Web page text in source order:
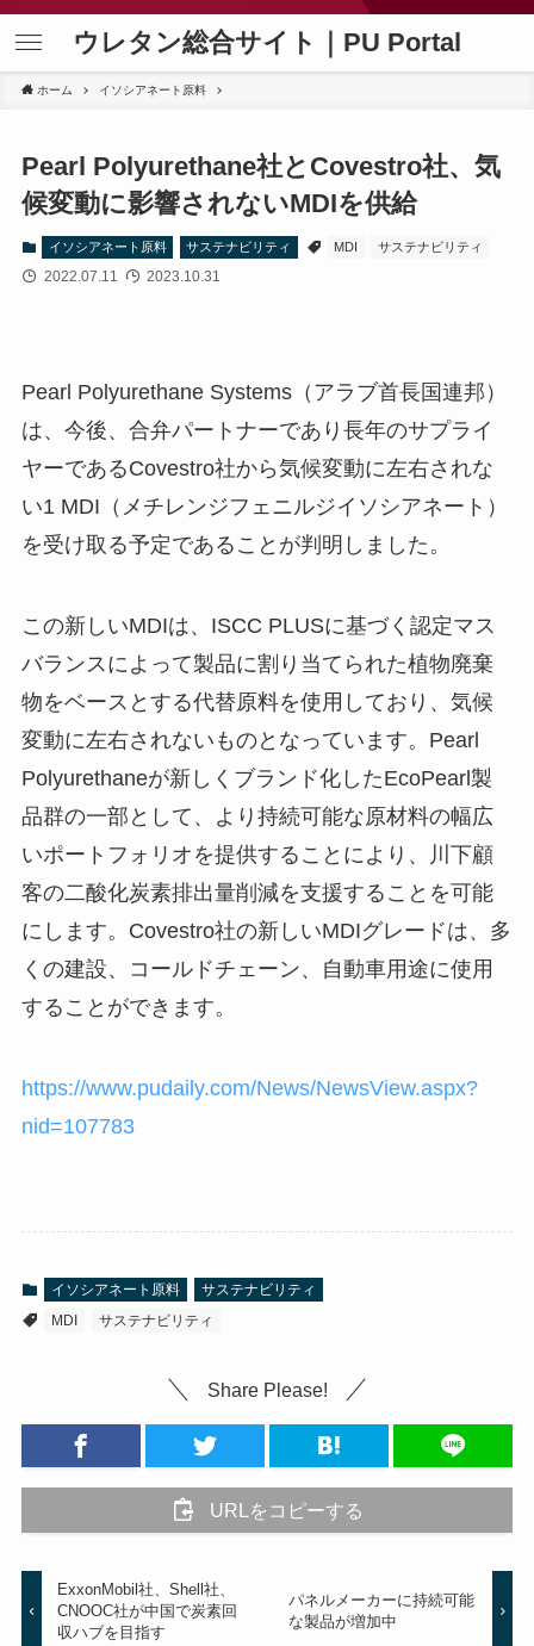
ウレタン総合サイト｜PU Portal
ホーム イソシアネート原料
Pearl Polyurethane社とCovestro社、気
候変動に影響されないMDIを供給
イソシアネート原料 サステナビリティ MDI サステナビリティ
2022.07.11 2023.10.31
Pearl Polyurethane Systems（アラブ首長国連邦）
は、今後、合弁パートナーであり長年のサプライ
ヤーであるCovestro社から気候変動に左右されな
い1 MDI（メチレンジフェニルジイソシアネート）
を受け取る予定であることが判明しました。
この新しいMDIは、ISCC PLUSに基づく認定マス
バランスによって製品に割り当てられた植物廃棄
物をベースとする代替原料を使用しており、気候
変動に左右されないものとなっています。Pearl
Polyurethaneが新しくブランド化したEcoPearl製
品群の一部として、より持続可能な原材料の幅広
いポートフォリオを提供することにより、川下顧
客の二酸化炭素排出量削減を支援することを可能
にします。Covestro社の新しいMDIグレードは、多
くの建設、コールドチェーン、自動車用途に使用
することができます。
https://www.pudaily.com/News/NewsView.aspx?
nid=107783
イソシアネート原料
サステナビリティ
MDI
サステナビリティ
Share Please!
URLをコピーする
ExxonMobil社、Shell社、
CNOOC社が中国で炭素回
収ハブを目指す
パネルメーカーに持続可能
な製品が増加中